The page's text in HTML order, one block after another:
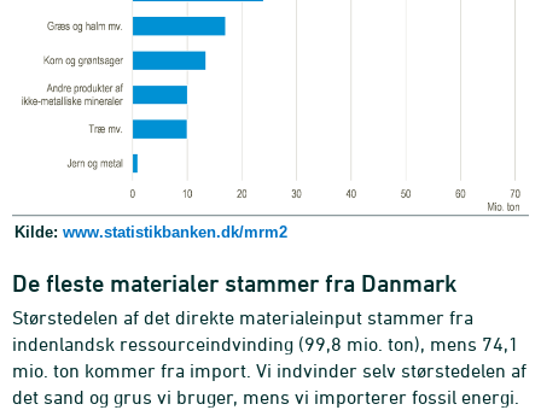
Kilde: www.statistikbanken.dk/mrm2
De fleste materialer stammer fra Danmark
Størstedelen af det direkte materialeinput stammer fra
indenlandsk ressourceindvinding (99,8 mio. ton), mens 74,1
mio. ton kommer fra import. Vi indvinder selv størstedelen af
det sand og grus vi bruger, mens vi importerer fossil energi.